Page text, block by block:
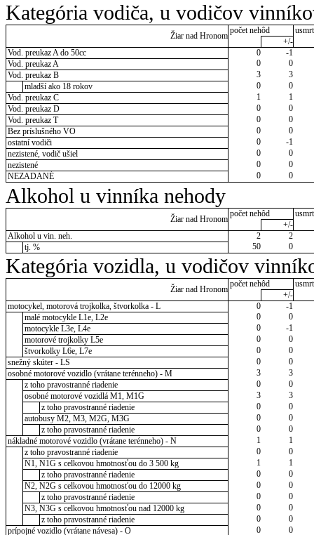
Kategória vodiča, u vodičov
Žiar nad Hronom
počet nehôd
+/-
Vod. preukaz A do 50cc
0
-1
Vod. preukaz A
0
0
Vod. preukaz B
3
3
mladší ako 18 rokov
0
0
Vod. preukaz C
1
1
Vod. preukaz D
0
0
Vod. preukaz T
0
0
Bez príslušného VO
0
0
ostatní vodiči
0
-1
nezistené, vodič ušiel
0
0
nezistené
0
0
NEZADANÉ
0 0
Alkohol u vinníka nehody
Žiar nad Hronom
počet nehôd
+/-
Alkohol u vin. neh.
2
2
tj. %
50 0
Kategória vozidla, u vodičov
Žiar nad Hronom
počet nehôd
+/-
motocykel, motorová trojkolka, štvorkolka - L
0
-1
malé motocykle L1e, L2e
0
0
motocykle L3e, L4e
0
-1
motorové trojkolky L5e
0
0
štvorkolky L6e, L7e
0
0
snežný skúter - LS
0
0
osobné motorové vozidlo (vrátane terénneho) - M
3
3
z toho pravostranné riadenie
0
0
osobné motorové vozidlá M1, M1G
3
3
z toho pravostranné riadenie
0
0
autobusy M2, M3, M2G, M3G
0
0
z toho pravostranné riadenie
0
0
nákladné motorové vozidlo (vrátane terénneho) - N
1
1
z toho pravostranné riadenie
0
0
N1, N1G s celkovou hmotnosťou do 3 500 kg
1
1
z toho pravostranné riadenie
0
0
N2, N2G s celkovou hmotnosťou do 12000 kg
0
0
z toho pravostranné riadenie
0
0
N3, N3G s celkovou hmotnosťou nad 12000 kg
0
0
z toho pravostranné riadenie
0
0
prípojné vozidlo (vrátane návesa) - O
0
0